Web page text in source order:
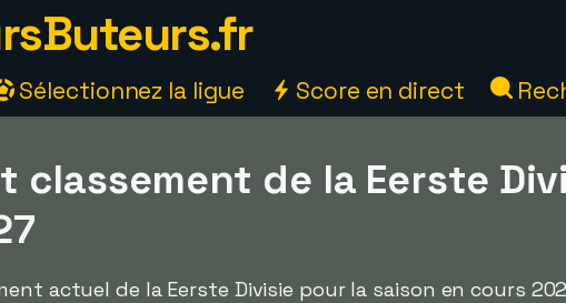
Sélectionnez la ligue Score en direct
classement de la Eerste
actuel de la Eerste Divisie pour la saison en cours